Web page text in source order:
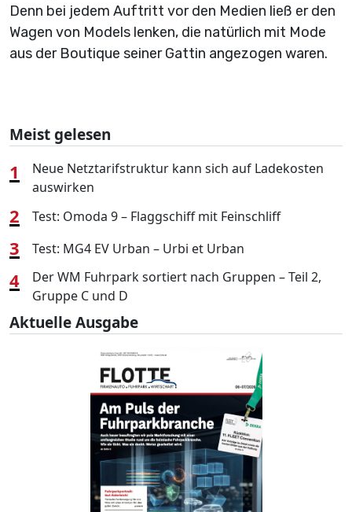
Denn bei jedem Auftritt vor den Medien ließ er den
Wagen von Models lenken, die natürlich mit Mode
aus der Boutique seiner Gattin angezogen waren.
Meist gelesen
1
Neue Netztarifstruktur kann sich auf Ladekosten
auswirken
2 Test: Omoda 9 – Flaggschiff mit Feinschliff
3 Test: MG4 EV Urban – Urbi et Urban
4
Der WM Fuhrpark sortiert nach Gruppen – Teil 2,
Gruppe C und D
Aktuelle Ausgabe